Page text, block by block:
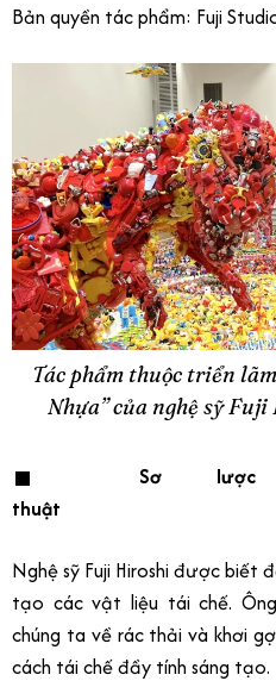
Bản quyền tác phẩm: Fuji
Tác phẩm thuộc triển
Nhựa” của nghệ sỹ
■ Sơ lược
thuật
Nghệ sỹ Fuji Hiroshi được biết
tạo các vật liệu tái chế.
chúng ta về rác thải và khơi
cách tái chế đầy tính sáng tạo.